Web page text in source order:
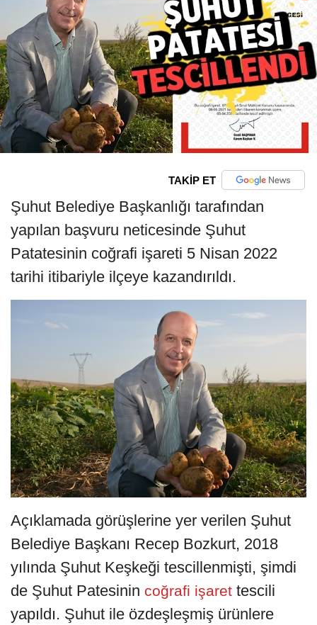
TAKİP ET
Şuhut Belediye Başkanlığı tarafından
yapılan başvuru neticesinde Şuhut
Patatesinin coğrafi işareti 5 Nisan 2022
tarihi itibariyle ilçeye kazandırıldı.
Açıklamada görüşlerine yer verilen Şuhut
Belediye Başkanı Recep Bozkurt, 2018
yılında Şuhut Keşkeği tescillenmişti, şimdi
de Şuhut Patesinin coğrafi işaret tescili
yapıldı. Şuhut ile özdeşleşmiş ürünlere